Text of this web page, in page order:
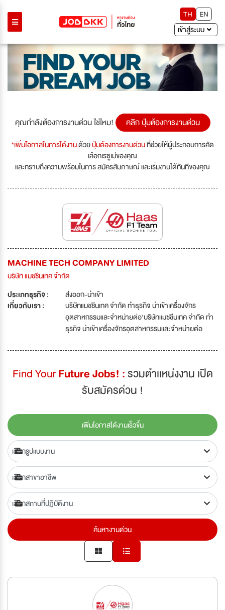
TH
EN
เข้าสู่ระบบ
คุณกำลังต้องการงานด่วน ใช่ไหม! คลิก ปุ่มต้องการงานด่วน
*เพิ่มโอกาสในการได้งานด้วยปุ่มต้องการงานด่วนที่ช่วยให้ผู้ประกอบการคัด
เลือกเรซูเม่ของคุณ
และทราบถึงความพร้อมในการ สมัครสัมภาษณ์ และเริ่มงานได้ทันทีของคุณ
MACHINE TECH COMPANY LIMITED
บริษัท แมชชีนเทค จำกัด
ประเภทธุรกิจ :
ส่งออก-นำเข้า
เกี่ยวกับเรา :
บริษัทแมชชีนเทค จำกัด ทำธุรกิจ นำเข้าเครื่องจักร
อุตสาหกรรมและจำหน่ายต่อ'บริษัทแมชชีนเทค จำกัด ทำ
ธุรกิจ นำเข้าเครื่องจักรอุตสาหกรรมและจำหน่ายต่อ
Find YourFuture Jobs! :รวมตำเเหน่งงาน เปิด
รับสมัครด่วน !
เพิ่มโอกาสได้งานเร็วขึ้น
ค้นหางานด่วน